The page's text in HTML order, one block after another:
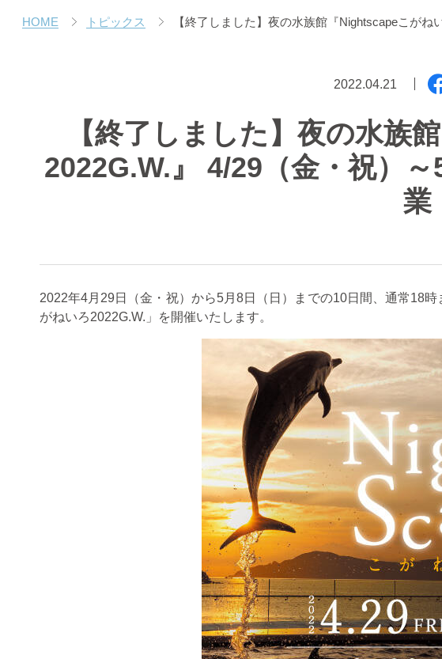
HOME トピックス 【終了しました】夜の水族館『Nightscapeこが
2022.04.21
【終了しました】夜の水族
2022G.W.』 4/29（金・祝）
業
2022年4月 29日（金・祝）から5月8日（日）までの10日間、通常18時
がねいろ2022G.W. 」を開催いたします。